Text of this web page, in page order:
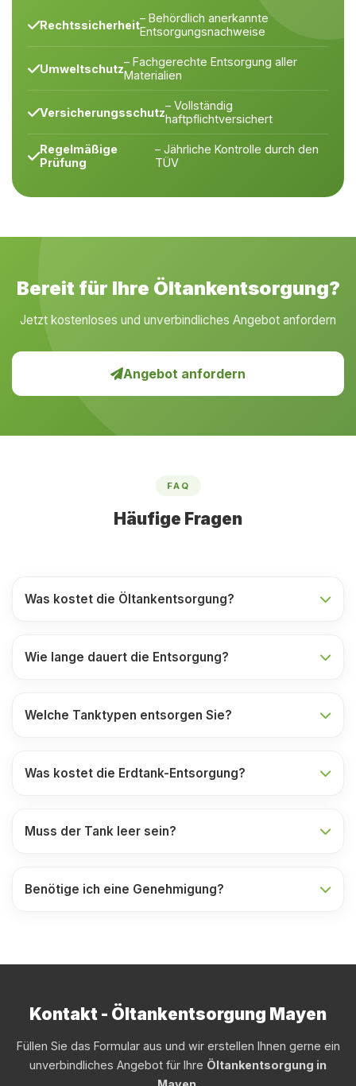
Rechtssicherheit– Behördlich anerkannte
Entsorgungsnachweise
Umweltschutz– Fachgerechte Entsorgung aller
Materialien
Versicherungsschutz– Vollständig
haftpflichtversichert
Regelmäßige
Prüfung
– Jährliche Kontrolle durch den
TÜV
Bereit für Ihre Öltankentsorgung?
Jetzt kostenloses und unverbindliches Angebot anfordern
Angebot anfordern
FAQ
Häufige Fragen
Was kostet die Öltankentsorgung?
Wie lange dauert die Entsorgung?
Welche Tanktypen entsorgen Sie?
Was kostet die Erdtank-Entsorgung?
Muss der Tank leer sein?
Benötige ich eine Genehmigung?
Kontakt - Öltankentsorgung Mayen
Füllen Sie das Formular aus und wir erstellen Ihnen gerne ein
unverbindliches Angebot für Ihre Öltankentsorgung in